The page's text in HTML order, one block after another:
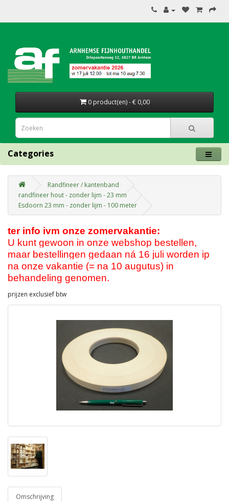
0 product(en) - € 0,00
Categories
Randfineer / kantenband
randfineer hout - zonder lijm - 23 mm
Esdoorn 23 mm - zonder lijm - 100 meter
ter info ivm onze zomervakantie:
U kunt gewoon in onze webshop bestellen,
maar bestellingen gedaan ná 16 juli worden ip
na onze vakantie (= na 10 augutus) in
behandeling genomen.
prijzen exclusief btw
Omschrijving